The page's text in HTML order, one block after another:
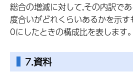
総合の増減に対して,その内訳で
度合いがどれくらいあるかを示
0にしたときの構成比を表します。
7.資料